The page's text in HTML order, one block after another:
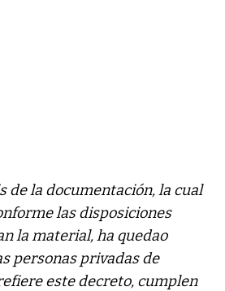
de la documentación, la cual
las disposiciones
la material, ha quedao
personas privadas de
este decreto, cumplen